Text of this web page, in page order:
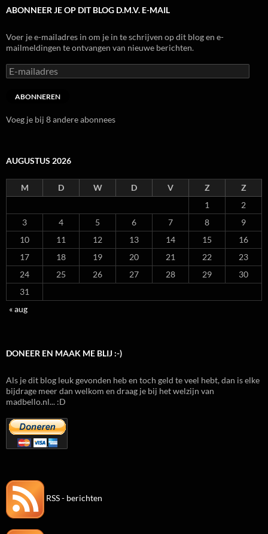
ABONNEER JE OP DIT BLOG D.M.V. E-MAIL
Voer je e-mailadres in om je in te schrijven op dit blog en e-
mailmeldingen te ontvangen van nieuwe berichten.
E-
mailadres
ABONNEREN
Voeg je bij 8 andere abonnees
AUGUSTUS 2026
M D W D V Z
Z
1
2
3
4 5 6 7 8
9
10
11 12 13 14 15
16
17
18 19 20 21 22
23
24
25 26 27 28 29
30
31
« aug
DONEER EN MAAK ME BLIJ :-)
Als je dit blog leuk gevonden heb en toch geld te veel hebt, dan is elke
bijdrage meer dan welkom en draag je bij het welzijn van
madbello.nl... :D
RSS - berichten